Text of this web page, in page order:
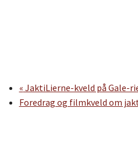
« JaktiLierne-kveld på Gale-
Foredrag og filmkveld om